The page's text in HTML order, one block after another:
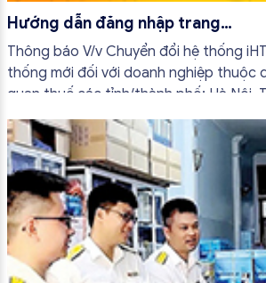
Hướng dẫn đăng nhập trang
thuedientu.gdt.gov.vn
Thông báo V/v Chuyển đổi hệ thống
thống mới đối với doanh nghiệp thuộc
quan thuế các tỉnh/thành phố: Hà Nội,
Nam, Hải Phòng, Nam Định, Ninh Bình,
Quảng Ninh, Sơn La...